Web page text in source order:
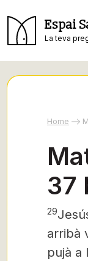
Espai
La teva
Home
37
29
arribà
pujà a